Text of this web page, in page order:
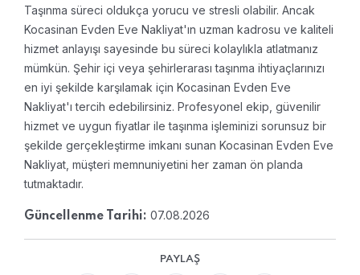
Taşınma süreci oldukça yorucu ve stresli olabilir. Ancak
Kocasinan Evden Eve Nakliyat'ın uzman kadrosu ve kaliteli
hizmet anlayışı sayesinde bu süreci kolaylıkla atlatmanız
mümkün. Şehir içi veya şehirlerarası taşınma ihtiyaçlarınızı
en iyi şekilde karşılamak için Kocasinan Evden Eve
Nakliyat'ı tercih edebilirsiniz. Profesyonel ekip, güvenilir
hizmet ve uygun fiyatlar ile taşınma işleminizi sorunsuz bir
şekilde gerçekleştirme imkanı sunan Kocasinan Evden Eve
Nakliyat, müşteri memnuniyetini her zaman ön planda
tutmaktadır.
Güncellenme Tarihi: 07.08.2026
PAYLAŞ